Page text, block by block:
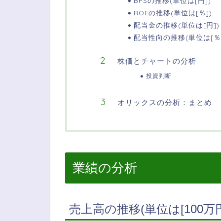
ROEの推移(単位は[％])
配当金の推移(単位は[円])
配当性向の推移(単位は[
株価とチャートの分析
投資判断
オリックスの分析：まとめ
業績の分析
売上高の推移(単位は[100万